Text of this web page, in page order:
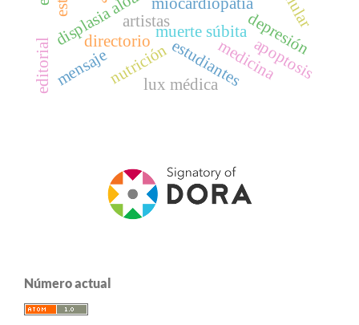
muerte súbita
directorio depresión
estudiantes
nutrición medicinaapoptosis
artistas
editorial mensaje lux médica
Número actual